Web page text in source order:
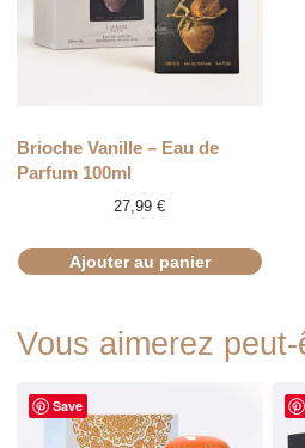
Brioche Vanille – Eau de
Parfum 100ml
27,99€
Ajouter au panier
Vous aimerez
Save